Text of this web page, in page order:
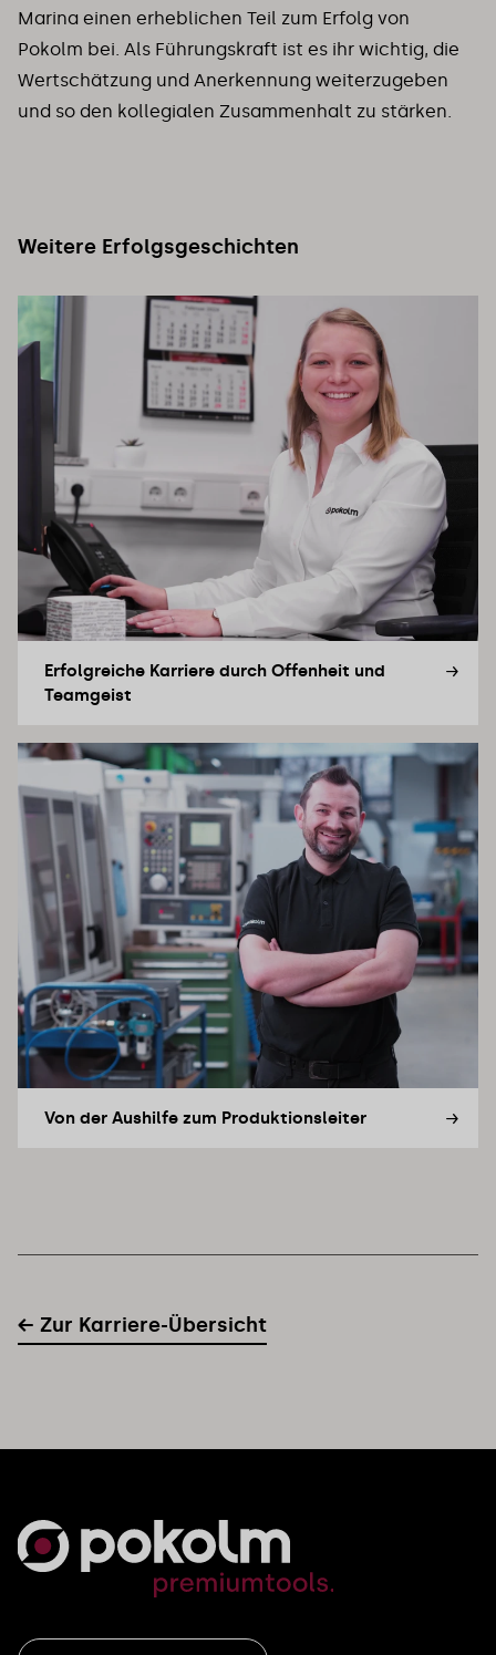
Marina einen erheblichen Teil zum Erfolg von
Pokolm bei. Als Führungskraft ist es ihr wichtig, die
Wertschätzung und Anerkennung weiterzugeben
und so den kollegialen Zusammenhalt zu stärken.
Weitere Erfolgsgeschichten
Erfolgreiche Karriere durch Offenheit und
Teamgeist
Von der Aushilfe zum Produktionsleiter
← Zur Karriere-Übersicht